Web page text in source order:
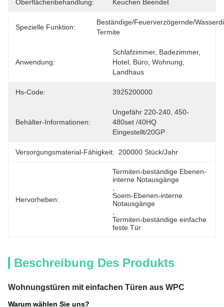
Oberflächenbehandlung: Keuchen Beendet
Spezielle Funktion:
Beständige/feuerverzögernde/
Termite
Anwendung:
Schlafzimmer, Badezimmer,
Hotel, Büro, Wohnung,
Landhaus
Hs-Code: 3925200000
Behälter-Informationen:
Ungefähr 220-240, 450-
480set /40HQ
Eingestellt/20GP
Versorgungsmaterial-Fähigkeit: 200000 Stück/Jahr
Hervorheben:
Termiten-beständige Ebenen-
interne Notausgänge
Soem-Ebenen-interne
Notausgänge
Termiten-beständige einfache
feste Tür
Beschreibung Des Produkts
Wohnungstüren mit einfachen Türen aus WPC
Warum wählen Sie uns?